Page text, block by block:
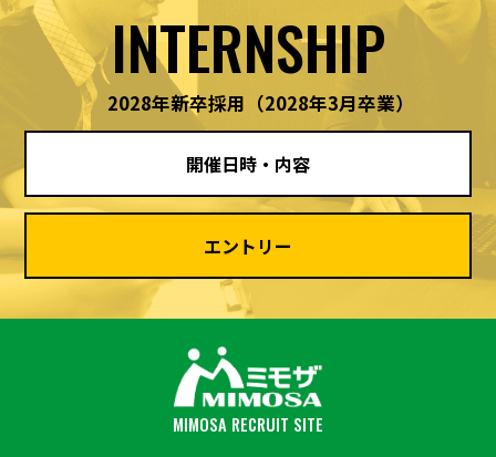
INTERNSHIP
2028年新卒採用 （2028年3月卒業）
開催日時・内容
エントリー
MIMOSA RECRUIT SITE